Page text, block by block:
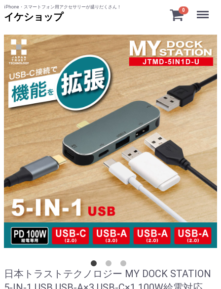
iPhone・スマートフォン用アクセサリーが盛りだくさん！
イケショップ
0 Menu
日本トラストテクノロジー MY DOCK STATION